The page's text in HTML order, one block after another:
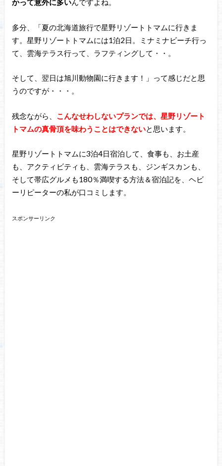
かって意外に多いんですよね。
多分、「夏の北海道旅行で星野リゾートトマムに行きま
す。星野リゾートトマムには1泊2日。ミナミナビーチ行っ
て、雲海テラス行って、ラフティングして・・。
そして、翌日は旭川動物園に行きます！」って感じだと思
うのですが・・・。
残念ながら、 こんなせわしないプランでは、星野リゾート
トマムの真骨頂を味わうことはできないと思います。
星野リゾートトマムに3泊4日宿泊して、食事も、お土産
も、アクティビティも、雲海テラスも、ジンギスカンも、
そして帯広グルメも180％満喫する方法＆宿泊記を、ヘビ
ーリピーターの私が口コミします。
スポンサーリンク